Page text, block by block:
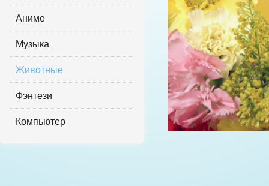
Аниме
Музыка
Животные
Фэнтези
Компьютер